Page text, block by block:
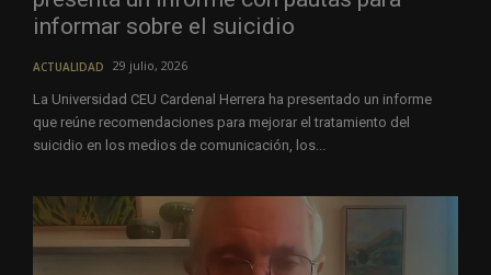
informar sobre el suicidio
ACTUALIDAD 29 julio, 2026
La Universidad CEU Cardenal Herrera ha presentado un informe
que reúne recomendaciones para mejorar el tratamiento del
suicidio en los medios de comunicación, los...